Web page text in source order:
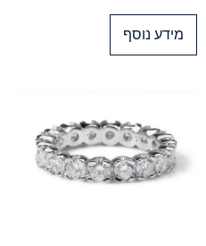
מידע נוסף